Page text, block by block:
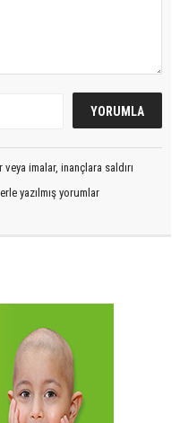
imalar, inançlara saldırı
yazılmış yorumlar